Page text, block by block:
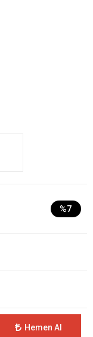
%7
Hemen Al